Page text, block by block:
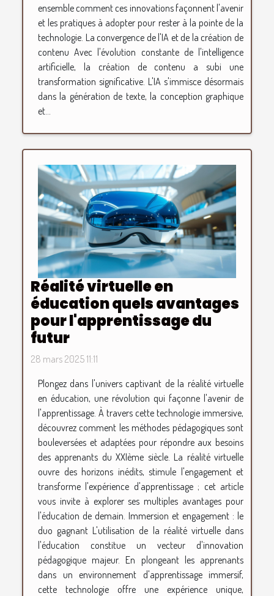
ensemble comment ces innovations façonnent l'avenir
et les pratiques à adopter pour rester à la pointe de la
technologie. La convergence de l'IA et de la création de
contenu Avec l'évolution constante de l'intelligence
artificielle, la création de contenu a subi une
transformation significative. L'IA s'immisce désormais
dans la génération de texte, la conception graphique
et...
Réalité virtuelle en
éducation quels avantages
pour l'apprentissage du
futur
28 mars 2025 11:11
Plongez dans l'univers captivant de la réalité virtuelle
en éducation, une révolution qui façonne l'avenir de
l'apprentissage. À travers cette technologie immersive,
découvrez comment les méthodes pédagogiques sont
bouleversées et adaptées pour répondre aux besoins
des apprenants du XXIème siècle. La réalité virtuelle
ouvre des horizons inédits, stimule l'engagement et
transforme l'expérience d'apprentissage ; cet article
vous invite à explorer ses multiples avantages pour
l'éducation de demain. Immersion et engagement : le
duo gagnant L'utilisation de la réalité virtuelle dans
l'éducation constitue un vecteur d'innovation
pédagogique majeur. En plongeant les apprenants
dans un environnement d'apprentissage immersif,
cette technologie offre une expérience unique,